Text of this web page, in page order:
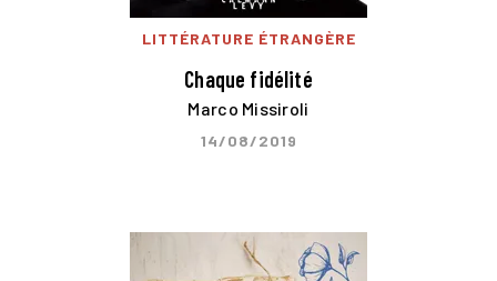
LITTÉRATURE ÉTRANGÈRE
Chaque fidélité
Marco Missiroli
14/08/2019